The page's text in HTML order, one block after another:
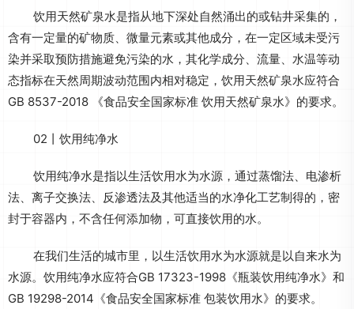
饮用天然矿泉水是指从地下深处自然涌出的或钻井采集的，
含有一定量的矿物质、微量元素或其他成分，在一定区域未受污
染并采取预防措施避免污染的水，其化学成分、流量、水温等动
态指标在天然周期波动范围内相对稳定，饮用天然矿泉水应符合
GB 8537-2018 《食品安全国家标准 饮用天然矿泉水》的要求。
02丨饮用纯净水
饮用纯净水是指以生活饮用水为水源，通过蒸馏法、电渗析
法、离子交换法、反渗透法及其他适当的水净化工艺制得的，密
封于容器内，不含任何添加物，可直接饮用的水。
在我们生活的城市里，以生活饮用水为水源就是以自来水为
水源。饮用纯净水应符合GB 17323-1998《瓶装饮用纯净水》和
GB 19298-2014《食品安全国家标准 包装饮用水》的要求。